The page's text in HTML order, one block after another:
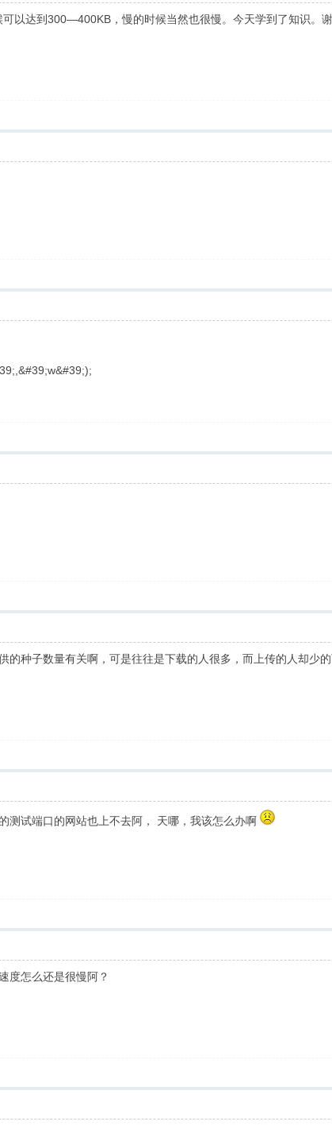
以达到300—400KB，慢的时候当然也很慢。今天学到了知识。谢
的种子数量有关啊，可是往往是下载的人很多，而上传的人却少
测试端口的网站也上不去阿， 天哪，我该怎么办啊
度怎么还是很慢阿？